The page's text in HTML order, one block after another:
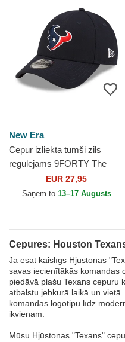
New Era
Cepur izliekta tumši zils
regulējams 9FORTY The
League no Houston Texans
NFL no New Era
EUR 27,95
Saņem to 13–17 Augusts
Cepures: Houston
Ja esat kaislīgs Hjūstonas
savas iecienītākās komandas
piedāvā plašu Texans cepuru
atbalstu jebkurā laikā un
komandas logotipu līdz
ikvienam.
Mūsu Hjūstonas "Texans"